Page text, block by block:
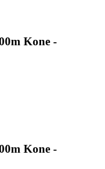
Kone -
Kone -